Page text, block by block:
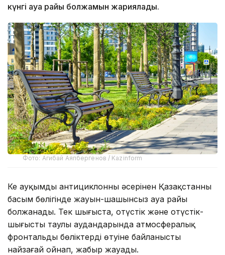
күнгі ауа райы болжамын жариялады.
Фото: Агибай Аяпбергенов / Kazinform
Кең ауқымды антициклонның әсерінен Қазақстанның
басым бөлігінде жауын-шашынсыз ауа райы
болжанады. Тек шығыста, оңтүстік және оңтүстік-
шығыстың таулы аудандарында атмосфералық
фронтальды бөліктердің өтуіне байланысты
найзағай ойнап, жаңбыр жауады.